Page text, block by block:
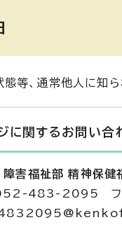
態等、通常他人に知
に関する お問い合
害福祉部 精神保健
052-483-2095 フ